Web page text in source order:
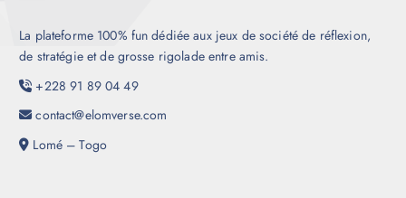
La plateforme 100% fun dédiée aux jeux de société de réflexion,
de stratégie et de grosse rigolade entre amis.
+228 91 89 04 49
contact@elomverse.com
Lomé – Togo